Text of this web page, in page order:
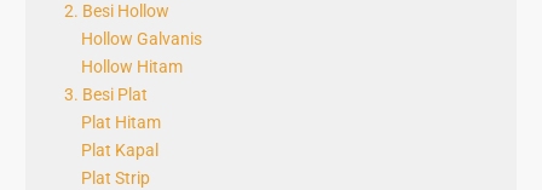
2. Besi Hollow
Hollow Galvanis
Hollow Hitam
3. Besi Plat
Plat Hitam
Plat Kapal
Plat Strip